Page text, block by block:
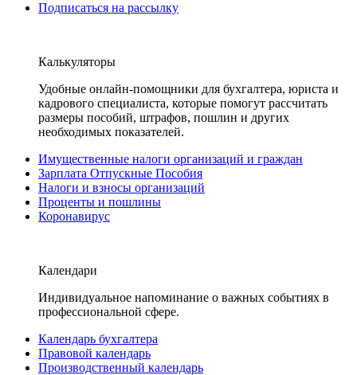
Подписаться на рассылку
Калькуляторы
Удобные онлайн-помощники для бухгалтера, юриста и
кадрового специалиста, которые помогут рассчитать
размеры пособий, штрафов, пошлин и других
необходимых показателей.
Имущественные налоги организаций и граждан
Зарплата Отпускные Пособия
Налоги и взносы организаций
Проценты и пошлины
Коронавирус
Календари
Индивидуальное напоминание о важных событиях в
профессиональной сфере.
Календарь бухгалтера
Правовой календарь
Производственный календарь